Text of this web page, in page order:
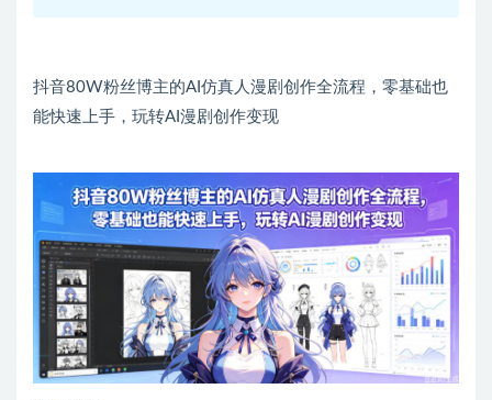
抖音80W粉丝博主的AI仿真人漫剧创作全流程，零基础也
能快速上手，玩转AI漫剧创作变现